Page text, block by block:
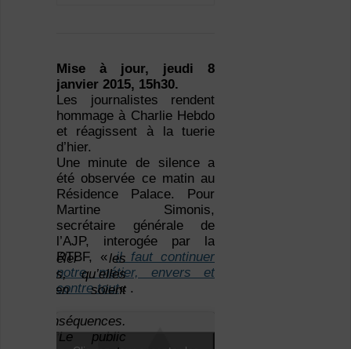
Mise à jour, jeudi 8
janvier 2015, 15h30.
Les journalistes rendent
hommage à Charlie Hebdo
et réagissent à la tuerie
d’hier.
Une minute de silence a
été observée ce matin au
Résidence Palace. Pour
Martine Simonis,
secrétaire générale de
l’AJP, interogée par la
RTBF, «il faut continuer
notre métier, envers et
contre tout« .
révéler les
faits, qu’elles
qu’en soient
conséquences.
[…]Le public